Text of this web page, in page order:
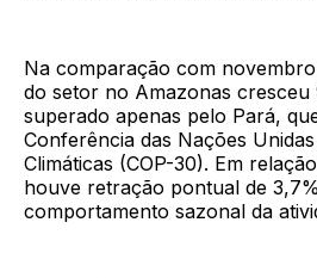
Na comparação com
do setor no Amazonas cresceu
superado apenas pelo Pará,
Conferência das Nações
Climáticas (COP-30). Em
houve retração pontual de
comportamento sazonal da